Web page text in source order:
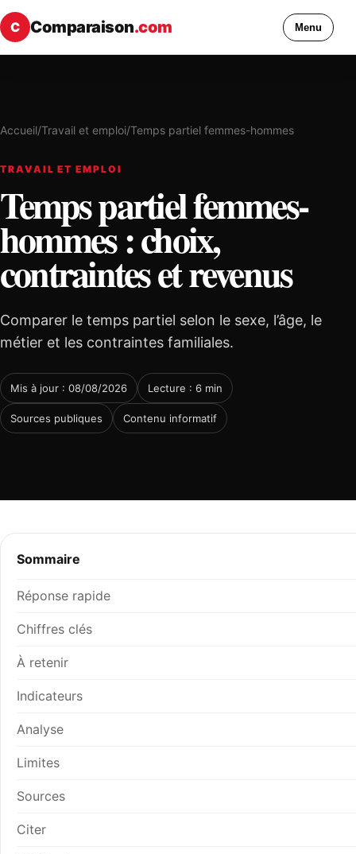
C Comparaison.com Menu
Accueil/Travail et emploi/Temps partiel femmes-hommes
TRAVAIL ET EMPLOI
Temps partiel femmes-
hommes : choix,
contraintes et revenus
Comparer le temps partiel selon le sexe, l’âge, le
métier et les contraintes familiales.
Mis à jour : 08/08/2026 Lecture : 6 min
Sources publiques Contenu informatif
Sommaire
Réponse rapide
Chiffres clés
À retenir
Indicateurs
Analyse
Limites
Sources
Citer